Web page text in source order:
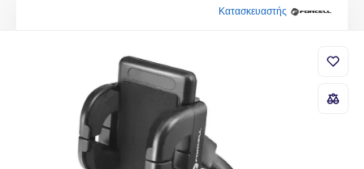
Κατασκευαστής